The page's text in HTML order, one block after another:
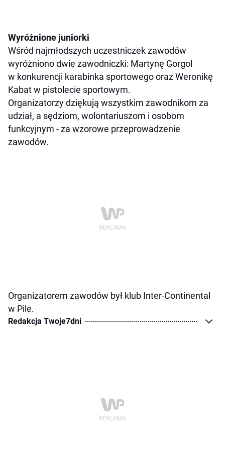
Wyróżnione juniorki
Wśród najmłodszych uczestniczek zawodów
wyróżniono dwie zawodniczki: Martynę Gorgol
w konkurencji karabinka sportowego oraz Weronikę
Kabat w pistolecie sportowym.
Organizatorzy dziękują wszystkim zawodnikom za
udział, a sędziom, wolontariuszom i osobom
funkcyjnym - za wzorowe przeprowadzenie
zawodów.
Organizatorem zawodów był klub Inter-Continental
w Pile.
Redakcja Twoje7dni